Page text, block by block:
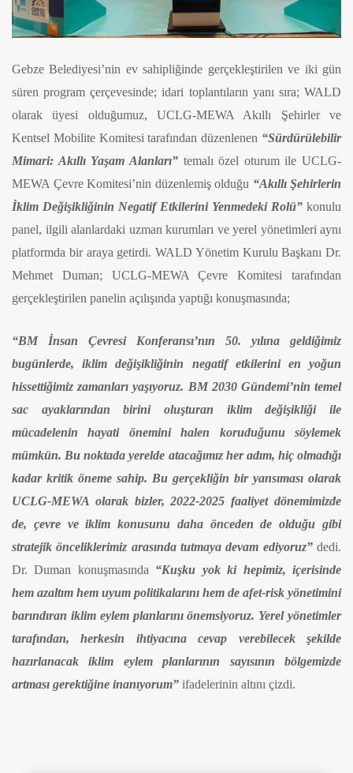
Gebze Belediyesi’nin ev sahipliğinde gerçekleştirilen ve iki gün
süren program çerçevesinde; idari toplantıların yanı sıra; WALD
olarak üyesi olduğumuz, UCLG-MEWA Akıllı Şehirler ve
Kentsel Mobilite Komitesi tarafından düzenlenen “Sürdürülebilir
Mimari: Akıllı Yaşam Alanları”temalı özel oturum ile UCLG-
MEWA Çevre Komitesi’nin düzenlemiş olduğu “Akıllı Şehirlerin
İklim Değişikliğinin Negatif Etkilerini Yenmedeki Rolü” konulu
panel, ilgili alanlardaki uzman kurumları ve yerel yönetimleri aynı
platformda bir araya getirdi. WALD Yönetim Kurulu Başkanı Dr.
Mehmet Duman; UCLG-MEWA Çevre Komitesi tarafından
gerçekleştirilen panelin açılışında yaptığı konuşmasında;
“BM İnsan Çevresi Konferansı’nın 50. yılına geldiğimiz
bugünlerde, iklim değişikliğinin negatif etkilerini en yoğun
hissettiğimiz zamanları yaşıyoruz. BM 2030 Gündemi’nin temel
sac ayaklarından birini oluşturan iklim değişikliği ile
mücadelenin hayati önemini halen koruduğunu söylemek
mümkün. Bu noktada yerelde atacağımız her adım, hiç olmadığı
kadar kritik öneme sahip. Bu gerçekliğin bir yansıması olarak
UCLG-MEWA olarak bizler, 2022-2025 faaliyet dönemimizde
de, çevre ve iklim konusunu daha önceden de olduğu gibi
stratejik önceliklerimiz arasında tutmaya devam ediyoruz” dedi.
Dr. Duman konuşmasında “Kuşku yok ki hepimiz, içerisinde
hem azaltım hem uyum politikalarını hem de afet-risk yönetimini
barındıran iklim eylem planlarını önemsiyoruz. Yerel yönetimler
tarafından, herkesin ihtiyacına cevap verebilecek şekilde
hazırlanacak iklim eylem planlarının sayısının bölgemizde
artması gerektiğine inanıyorum” ifadelerinin altını çizdi.